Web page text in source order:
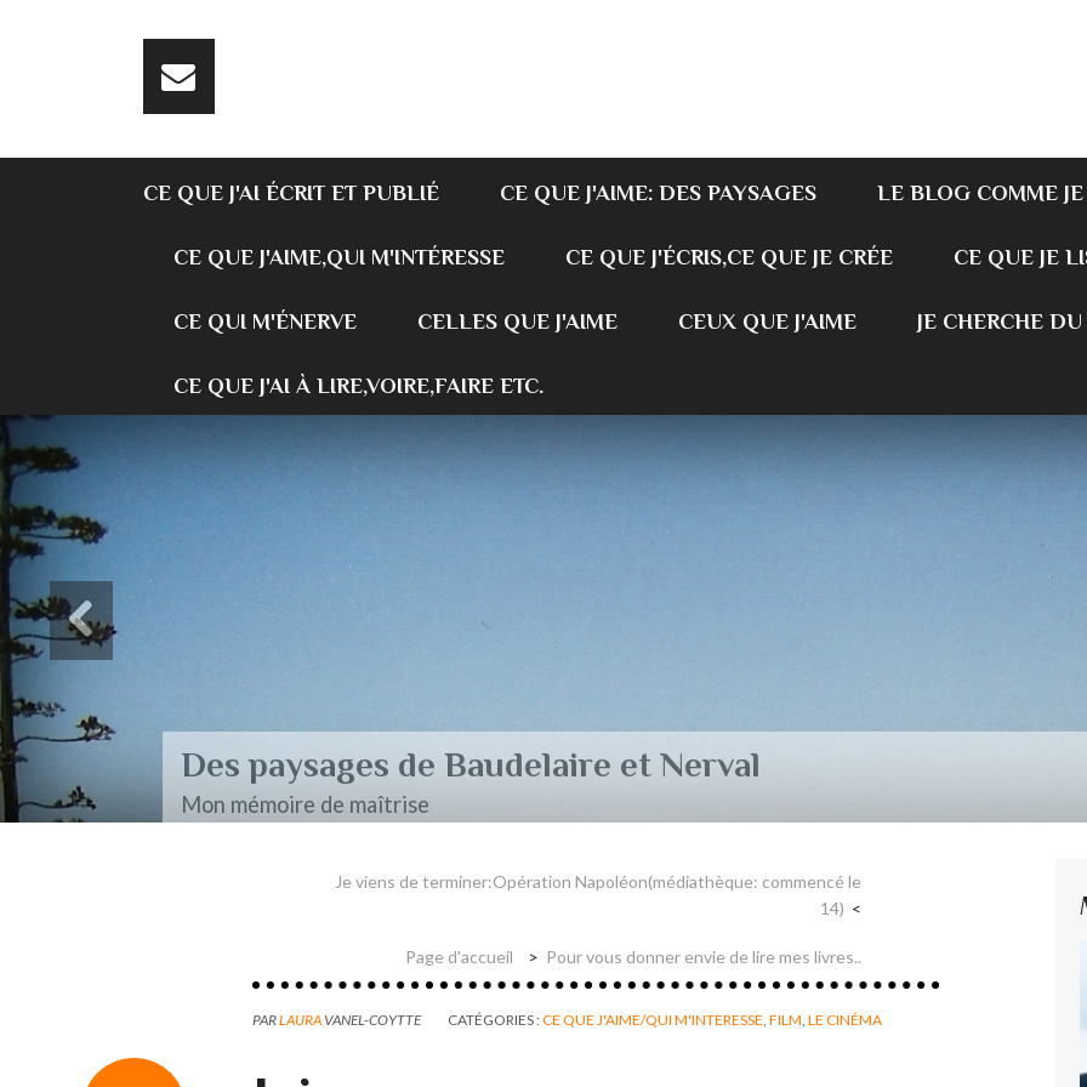
CE QUE J'AI ÉCRIT ET PUBLIÉ CE QUE J'AIME: DES PAYSAGES LE BLOG COMME
CE QUE J'AIME,QUI M'INTÉRESSE CE QUE J'ÉCRIS,CE QUE JE CRÉE CE QUE JE
CE QUI M'ÉNERVE CELLES QUE J'AIME CEUX QUE J'AIME JE CHERCHE
CE QUE J'AI À LIRE,VOIRE,FAIRE ETC.
Des paysages de Baudelaire et Nerval
Mon mémoire de maîtrise
Je viens de terminer:Opération Napoléon(médiathèque: commencé le
14)
Page d'accueil Pour vous donner envie de lire mes livres..
PARLAURA VANEL-COYTTE CATÉGORIES :CE QUE J'AIME/QUI M'INTERESSE FILM LE CINÉMA